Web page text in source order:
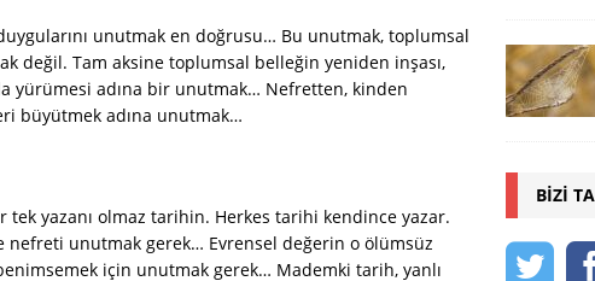
unutmak en doğrusu… Bu unutmak, toplumsal
değil. Tam aksine toplumsal belleğin yeniden inşası,
yürümesi adına bir unutmak… Nefretten, kinden
büyütmek adına unutmak…
tek yazanı olmaz tarihin. Herkes tarihi kendince yazar.
nefreti unutmak gerek… Evrensel değerin o ölümsüz
için unutmak gerek… Mademki tarih, yanlı
BIZI